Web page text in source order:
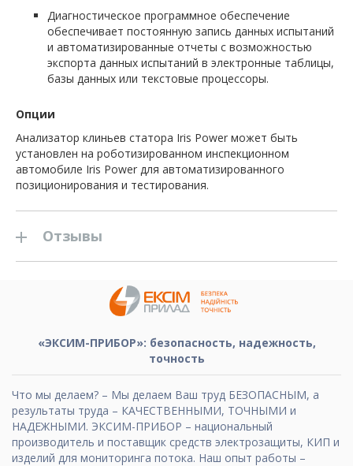
Диагностическое программное обеспечение
обеспечивает постоянную запись данных испытаний
и автоматизированные отчеты с возможностью
экспорта данных испытаний в электронные таблицы,
базы данных или текстовые процессоры.
Опции
Анализатор клиньев статора Iris Power может быть
установлен на роботизированном инспекционном
автомобиле Iris Power для автоматизированного
позиционирования и тестирования.
Отзывы
«ЭКСИМ-ПРИБОР»: безопасность, надежность,
точность
Что мы делаем? – Мы делаем Ваш труд БЕЗОПАСНЫМ, а
результаты труда – КАЧЕСТВЕННЫМИ, ТОЧНЫМИ и
НАДЕЖНЫМИ. ЭКСИМ-ПРИБОР – национальный
производитель и поставщик средств электрозащиты, КИП и
изделий для мониторинга потока. Наш опыт работы –